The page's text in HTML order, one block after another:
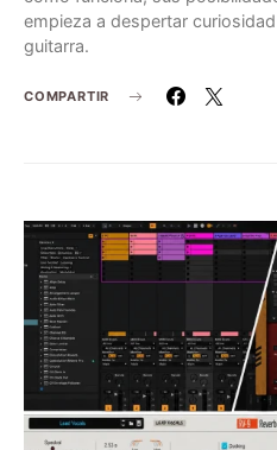
empieza a despertar
guitarra.
COMPARTIR